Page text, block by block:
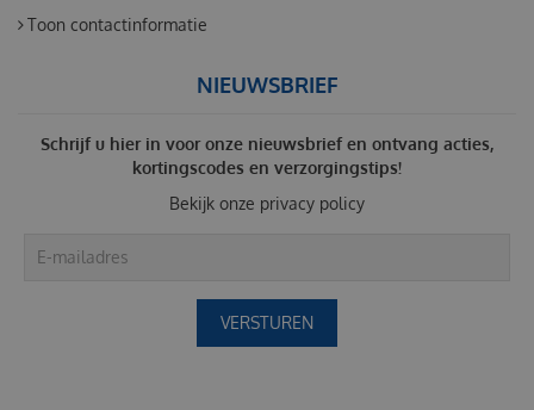
Toon contactinformatie
NIEUWSBRIEF
Schrijf u hier in voor onze nieuwsbrief en ontvang acties,
kortingscodes en verzorgingstips!
Bekijk onze privacy policy